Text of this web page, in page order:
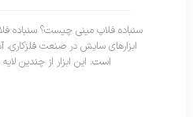
سنباده فلاپ مینی چیست؟ سنباده
ابزارهای سایش در صنعت فلزکاری،
است. این ابزار از چندین